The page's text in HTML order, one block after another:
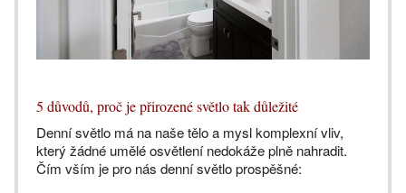
5 důvodů, proč je přirozené světlo tak důležité
Denní světlo má na naše tělo a mysl komplexní vliv,
který žádné umělé osvětlení nedokáže plně nahradit.
Čím vším je pro nás denní světlo prospěšné: